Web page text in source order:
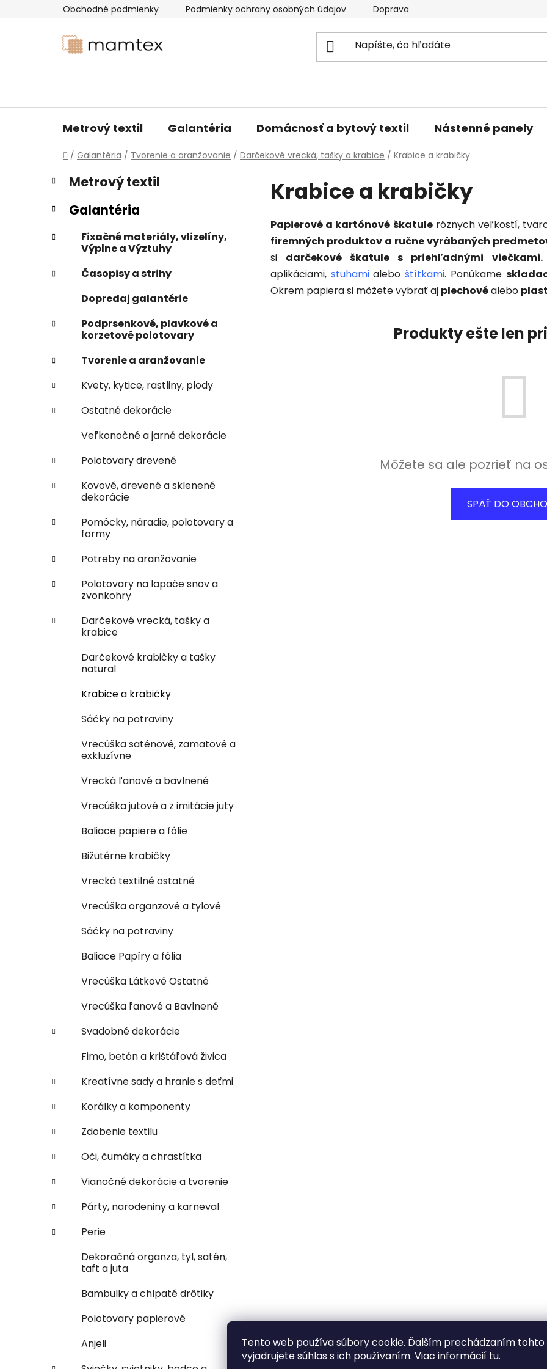
Tento web používa súbory cookie. Ďalším prechádzaním tohto
vyjadrujete súhlas s ich používaním. Viac informácií tu.
Obchodné podmienky Podmienky ochrany osobných údajov Doprava a platba
Metrový textil Galantéria Domácnosť a bytový textil Nástenné panely
Domov
/ Galantéria / Tvorenie a aranžovanie / Darčekové vrecká, tašky a krabice / Krabice a krabičky
B
o
č
ý
a
l
Preskočiť
kategórie
K
a
t
e
ó
i
e
Metrový textil
Galantéria
Fixačné materiály, vlizelíny,
Výplne a Výztuhy
Časopisy a strihy
Dopredaj galantérie
Podprsenkové, plavkové a
korzetové polotovary
Tvorenie a aranžovanie
Kvety, kytice, rastliny, plody
Ostatné dekorácie
Veľkonočné a jarné dekorácie
Polotovary drevené
Kovové, drevené a sklenené
dekorácie
Pomôcky, náradie, polotovary a
formy
Potreby na aranžovanie
Polotovary na lapače snov a
zvonkohry
Darčekové vrecká, tašky a
krabice
Darčekové krabičky a tašky
natural
Krabice a krabičky
Sáčky na potraviny
Vrecúška saténové, zamatové a
exkluzívne
Vrecká ľanové a bavlnené
Vrecúška jutové a z imitácie juty
Baliace papiere a fólie
Bižutérne krabičky
Vrecká textilné ostatné
Vrecúška organzové a tylové
Sáčky na potraviny
Baliace Papíry a fólia
Vrecúška Látkové Ostatné
Vrecúška ľanové a Bavlnené
Svadobné dekorácie
Fimo, betón a krištáľová živica
Kreatívne sady a hranie s deťmi
Korálky a komponenty
Zdobenie textilu
Oči, čumáky a chrastítka
Vianočné dekorácie a tvorenie
Párty, narodeniny a karneval
Perie
Dekoračná organza, tyl, satén,
taft a juta
Bambulky a chlpaté drôtiky
Polotovary papierové
Anjeli
Krabice a krabičky
Papierové a kartónové škatulerôznych veľkostí,
firemných produktov a ručne vyrábaných
si darčekové škatule s priehľadnými viečkami.
aplikáciami, stuhamialeboštítkami. Ponúkame
Okrem papiera si môžete vybrať aj plechovéalebo
Produkty ešte len
Môžete sa ale pozrieť na
SPÄŤ DO